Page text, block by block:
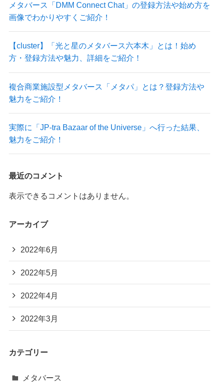
メタバース「DMM Connect Chat」の登録方法や始め方を
画像でわかりやすくご紹介！
【cluster】「光と星のメタバース六本木」とは！始め
方・登録方法や魅力、詳細をご紹介！
複合商業施設型メタバース「メタパ」とは？登録方法や
魅力をご紹介！
実際に「JP-tra Bazaar of the Universe」へ行った結果、
魅力をご紹介！
最近のコメント
表示できるコメントはありません。
アーカイブ
2022年6月
2022年5月
2022年4月
2022年3月
カテゴリー
メタバース